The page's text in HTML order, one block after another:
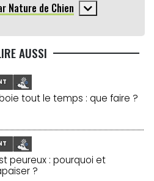
Nature de Chien
AUSSI
tout le temps : que faire ?
peureux : pourquoi et
?